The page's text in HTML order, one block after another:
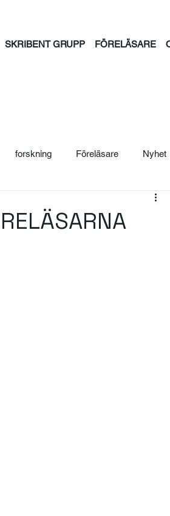
SKRIBENT GRUPP FÖRELÄSARE
forskning Föreläsare Nyhet